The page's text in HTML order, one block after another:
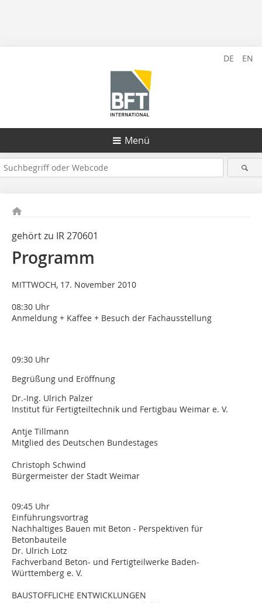
DE EN
Menü
gehört zu IR 270601
Programm
MITTWOCH, 17. November 2010
08:30 Uhr
Anmeldung + Kaffee + Besuch der Fachausstellung
09:30 Uhr
Begrüßung und Eröffnung
Dr.-Ing. Ulrich Palzer
Institut für Fertigteiltechnik und Fertigbau Weimar e. V.
Antje Tillmann
Mitglied des Deutschen Bundestages
Christoph Schwind
Bürgermeister der Stadt Weimar
09:45 Uhr
Einführungsvortrag
Nachhaltiges Bauen mit Beton - Perspektiven für
Betonbauteile
Dr. Ulrich Lotz
Fachverband Beton- und Fertigteilwerke Baden-
Württemberg e. V.
BAUSTOFFLICHE ENTWICKLUNGEN